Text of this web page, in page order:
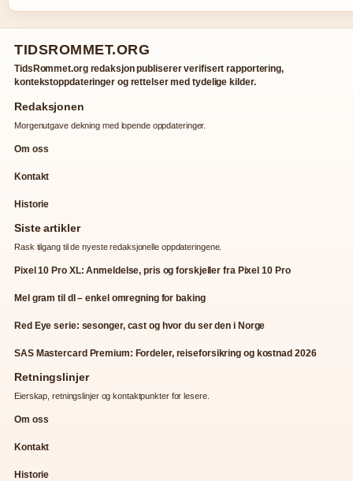
TIDSROMMET.ORG
TidsRommet.org redaksjon publiserer verifisert rapportering,
kontekstoppdateringer og rettelser med tydelige kilder.
Redaksjonen
Morgenutgave dekning med lopende oppdateringer.
Om oss
Kontakt
Historie
Siste artikler
Rask tilgang til de nyeste redaksjonelle oppdateringene.
Pixel 10 Pro XL: Anmeldelse, pris og forskjeller fra Pixel 10 Pro
Mel gram til dl – enkel omregning for baking
Red Eye serie: sesonger, cast og hvor du ser den i Norge
SAS Mastercard Premium: Fordeler, reiseforsikring og kostnad 2026
Retningslinjer
Eierskap, retningslinjer og kontaktpunkter for lesere.
Om oss
Kontakt
Historie